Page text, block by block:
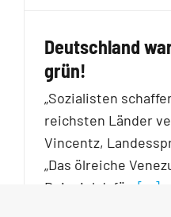
Deutschland
grün!
„Sozialisten
reichsten Länder
Vincentz,
„Das ölreiche
Beispiel dafür. […]